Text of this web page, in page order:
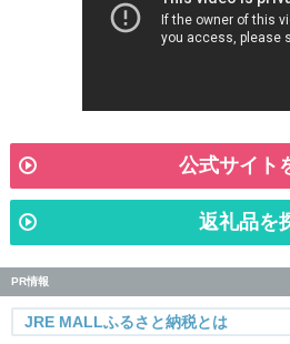
公式サイト
返礼品を
PR情報
JRE MALLふるさと納税とは